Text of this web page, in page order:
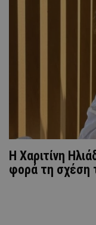
H Xαριτίνη
φορά τη σχέση